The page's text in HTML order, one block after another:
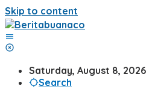
Skip to content
Saturday, August 8, 2026
Search